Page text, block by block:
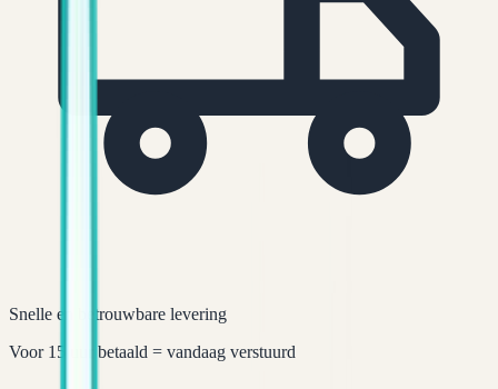
Snelle en betrouwbare levering
Voor 15 uur betaald = vandaag verstuurd